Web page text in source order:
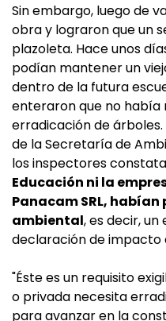
Sin embargo, luego de
obra y lograron que un
plazoleta. Hace unos
podían mantener un
dentro de la futura
enteraron que no había
erradicación de
de la Secretaría de
los inspectores
Educación ni la
Panacam SRL,
ambiental, es decir,
declaración de impacto
"Éste es un requisito
o privada necesita
para avanzar en la